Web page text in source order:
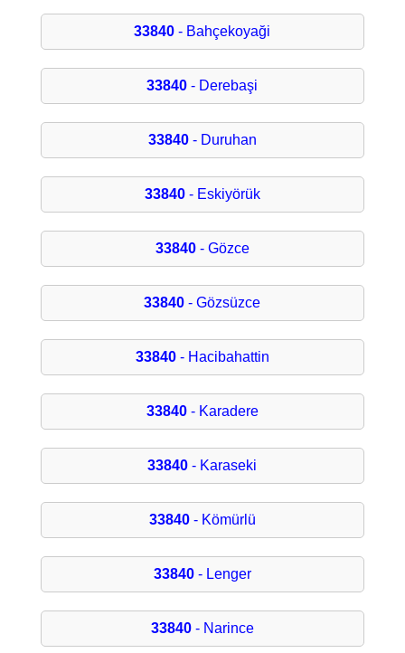
33840 - Bahçekoyaği
33840 - Derebaşi
33840- Duruhan
33840- Eskiyörük
33840- Gözce
33840 - Gözsüzce
33840- Hacibahattin
33840- Karadere
33840 - Karaseki
33840- Kömürlü
33840- Lenger
33840- Narince